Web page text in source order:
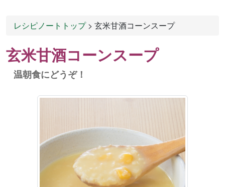
レシピノートトップ> 玄米甘酒コーンスープ
玄米甘酒コーンスープ
温朝食にどうぞ！